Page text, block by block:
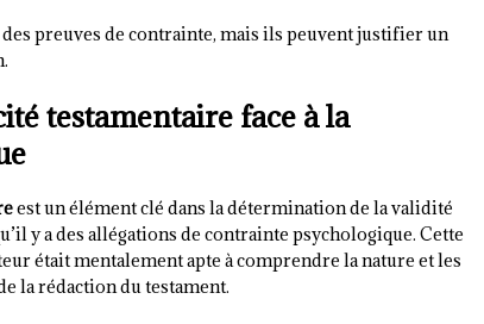
preuves de contrainte, mais ils peuvent justifier un
testamentaire face à la
est un élément clé dans la détermination de la validité
y a des allégations de contrainte psychologique. Cette
était mentalement apte à comprendre la nature et les
la rédaction du testament.